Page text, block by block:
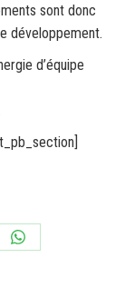
sont donc
développement.
d’équipe
Partager